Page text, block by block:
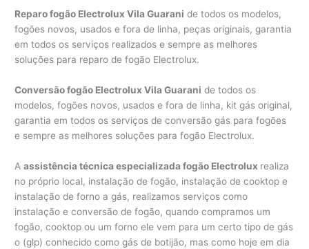
Reparo fogão Electrolux Vila Guarani de todos os modelos,
fogões novos, usados e fora de linha, peças originais, garantia
em todos os serviços realizados e sempre as melhores
soluções para reparo de fogão Electrolux.
Conversão fogão Electrolux Vila Guarani de todos os
modelos, fogões novos, usados e fora de linha, kit gás original,
garantia em todos os serviços de conversão gás para fogões
e sempre as melhores soluções para fogão Electrolux.
Aassistência técnica especializada fogão Electrolux realiza
no próprio local, instalação de fogão, instalação de cooktop e
instalação de forno a gás, realizamos serviços como
instalação e conversão de fogão, quando compramos um
fogão, cooktop ou um forno ele vem para um certo tipo de gás
o (glp) conhecido como gás de botijão, mas como hoje em dia